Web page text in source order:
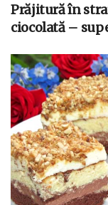
Prăjitură în
ciocolată –